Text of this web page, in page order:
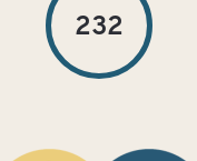
232